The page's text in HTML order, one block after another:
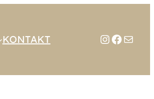
KONTAKT E-Mail